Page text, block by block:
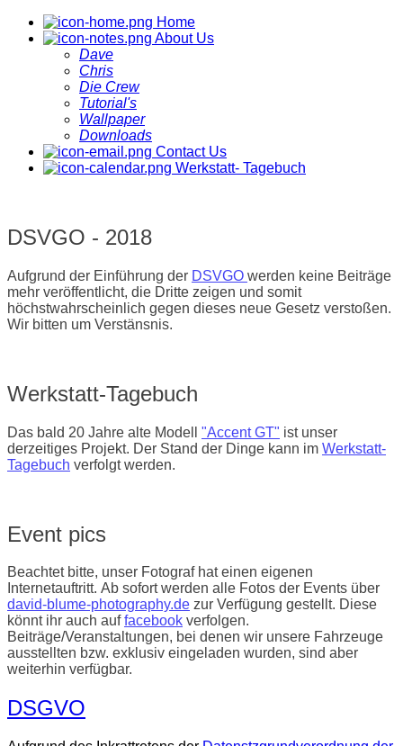
Home
About Us
Dave
Chris
Die Crew
Tutorial's
Wallpaper
Downloads
Contact Us
Werkstatt- Tagebuch
DSVGO - 2018
Aufgrund der Einführung der DSVGO werden keine Beiträge
mehr veröffentlicht, die Dritte zeigen und somit
höchstwahrscheinlich gegen dieses neue Gesetz verstoßen.
Wir bitten um Verstänsnis.
Werkstatt-Tagebuch
Das bald 20 Jahre alte Modell "Accent GT" ist unser
derzeitiges Projekt. Der Stand der Dinge kann im Werkstatt-
Tagebuch verfolgt werden.
Event pics
Beachtet bitte, unser Fotograf hat einen eigenen
Internetauftritt. Ab sofort werden alle Fotos der Events über
david-blume-photography.de zur Verfügung gestellt. Diese
könnt ihr auch auffacebook verfolgen.
Beiträge/Veranstaltungen, bei denen wir unsere Fahrzeuge
ausstellten bzw. exklusiv eingeladen wurden, sind aber
weiterhin verfügbar.
DSGVO